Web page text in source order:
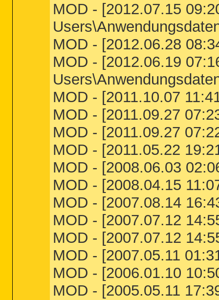
MOD - [2012.07.15
MOD - [2012.06.28
MOD - [2012.06.19
MOD - [2011.10.07
MOD - [2011.09.27
MOD - [2011.09.27
MOD - [2011.05.22
MOD - [2008.06.03
MOD - [2008.04.15
MOD - [2007.08.14
MOD - [2007.07.12
MOD - [2007.07.12
MOD - [2007.05.11
MOD - [2006.01.10
MOD - [2005.05.11